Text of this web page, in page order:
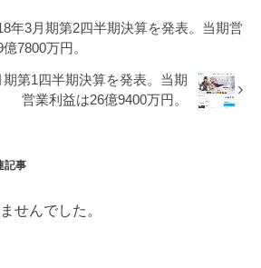
年3月期第2四半期決算を発表。当期営
7800万円。
第1四半期決算を発表。当期
営業利益は26億9400万円。
記事
せんでした。